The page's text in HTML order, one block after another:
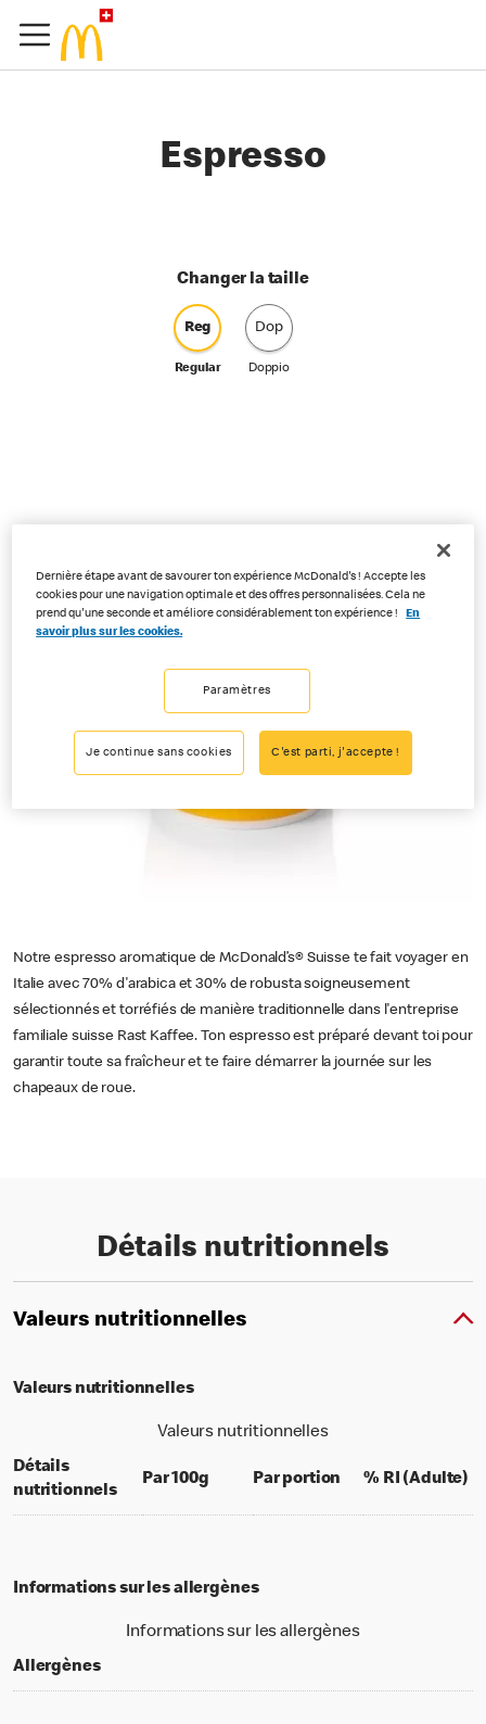
Espresso
Changer la taille
Reg
Regular
Dop
Doppio
Notre espresso aromatique de McDonald’s® Suisse te fait voyager en
Italie avec 70% d'arabica et 30% de robusta soigneusement
sélectionnés et torréfiés de manière traditionnelle dans l'entreprise
familiale suisse Rast Kaffee. Ton espresso est préparé devant toi pour
garantir toute sa fraîcheur et te faire démarrer la journée sur les
chapeaux de roue.
Détails nutritionnels
Valeurs nutritionnelles
Valeurs nutritionnelles
Valeurs nutritionnelles
Détails
nutritionnels
Par 100gper 100 grams
Par portion per portion
% RI (Adulte)
Informations sur les allergènes
Informations sur les allergènes
Allergènes
Dernière étape avant de savourer ton expérience McDonald's ! Accepte les
cookies pour une navigation optimale et des offres personnalisées. Cela ne
prend qu'une seconde et améliore considérablement ton expérience !
En
savoir plus sur les cookies.
Paramètres
Je continue sans cookies C'est parti, j'accepte !